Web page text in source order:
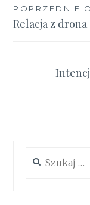
Nawigacja
wpisu
POPRZEDNIE
Relacja z drona